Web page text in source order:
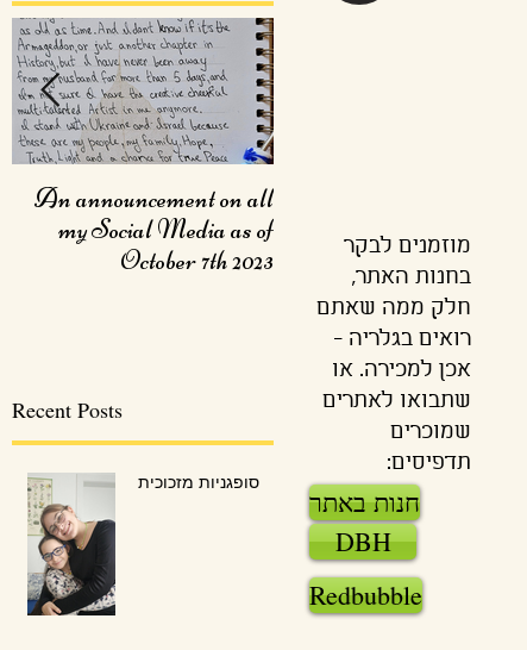
סופגניות מזכוכית
Recent Posts
An announcement on all
my Social Media as of
October 7th 2023
מוזמנים לבקר
בחנות האתר,
חלק ממה שאתם
רואים בגלריה -
אכן למכירה. או
שתבואו לאתרים
שמוכרים
תדפיסים:
חנות באתר
DBH
Redbubble